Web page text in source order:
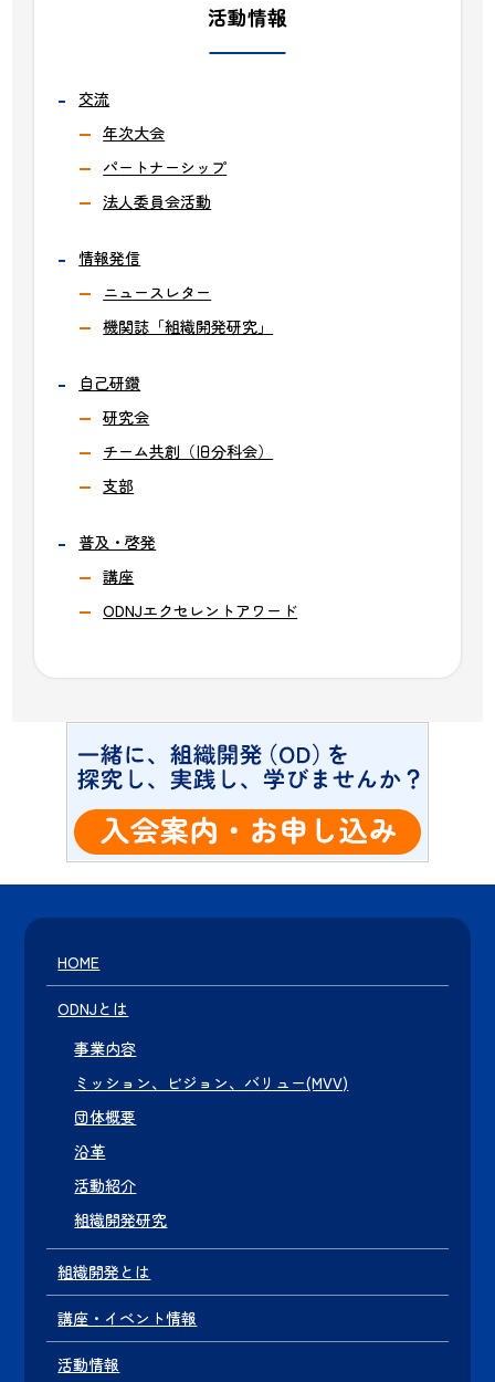
活動情報
交流
年次大会
パートナーシップ
法人委員会活動
情報発信
ニュースレター
機関誌「組織開発研究」
自己研鑽
研究会
チーム共創（旧分科会）
支部
普及・啓発
講座
ODNJエクセレントアワード
HOME
ODNJとは
事業内容
ミッション、ビジョン、バリュー(MVV)
団体概要
沿革
活動紹介
組織開発研究
組織開発とは
講座・イベント情報
活動情報